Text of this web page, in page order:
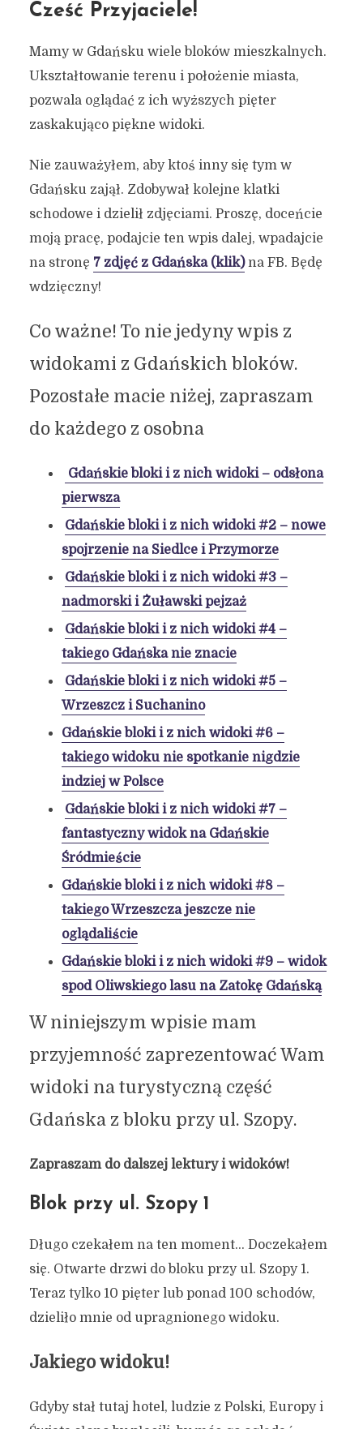
Cześć Przyjaciele!
Mamy w Gdańsku wiele bloków mieszkalnych.
Ukształtowanie terenu i położenie miasta,
pozwala oglądać z ich wyższych pięter
zaskakująco piękne widoki.
Nie zauważyłem, aby ktoś inny się tym w
Gdańsku zajął. Zdobywał kolejne klatki
schodowe i dzielił zdjęciami. Proszę, doceńcie
moją pracę, podajcie ten wpis dalej, wpadajcie
na stronę 7 zdjęć z Gdańska (klik)na FB. Będę
wdzięczny!
Co ważne! To nie jedyny wpis z
widokami z Gdańskich bloków.
Pozostałe macie niżej, zapraszam
do każdego z osobna
Gdańskie bloki i z nich widoki – odsłona
pierwsza
Gdańskie bloki i z nich widoki #2 – nowe
spojrzenie na Siedlce i Przymorze
Gdańskie bloki i z nich widoki #3 –
nadmorski i Żuławski pejzaż
Gdańskie bloki i z nich widoki #4 –
takiego Gdańska nie znacie
Gdańskie bloki i z nich widoki #5 –
Wrzeszcz i Suchanino
Gdańskie bloki i z nich widoki #6 –
takiego widoku nie spotkanie nigdzie
indziej w Polsce
Gdańskie bloki i z nich widoki #7 –
fantastyczny widok na Gdańskie
Śródmieście
Gdańskie bloki i z nich widoki #8 –
takiego Wrzeszcza jeszcze nie
oglądaliście
Gdańskie bloki i z nich widoki #9 – widok
spod Oliwskiego lasu na Zatokę Gdańską
W niniejszym wpisie mam
przyjemność zaprezentować Wam
widoki na turystyczną część
Gdańska z bloku przy ul. Szopy.
Zapraszam do dalszej lektury i widoków!
Blok przy ul. Szopy 1
Długo czekałem na ten moment… Doczekałem
się. Otwarte drzwi do bloku przy ul. Szopy 1.
Teraz tylko 10 pięter lub ponad 100 schodów,
dzieliło mnie od upragnionego widoku.
Jakiego widoku!
Gdyby stał tutaj hotel, ludzie z Polski, Europy i